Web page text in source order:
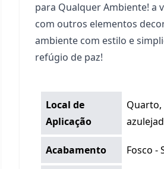
para Qualquer Ambiente! a
com outros elementos
ambiente com estilo e
refúgio de paz!
Local de
Aplicação
Quarto,
Acabamento Fosco -